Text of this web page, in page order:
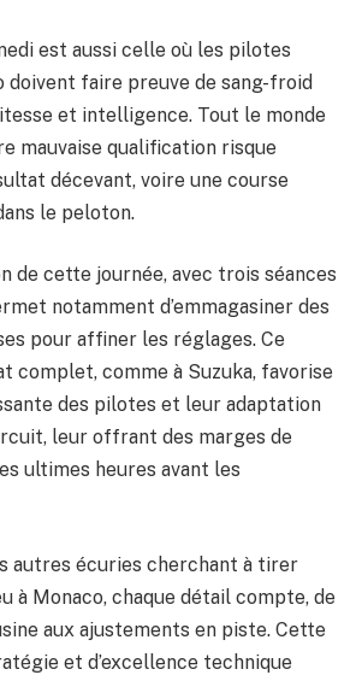
est aussi celle où les pilotes
doivent faire preuve de sang-froid
et intelligence. Tout le monde
mauvaise qualification risque
décevant, voire une course
le peloton.
de cette journée, avec trois séances
notamment d’emmagasiner des
pour affiner les réglages. Ce
complet, comme à Suzuka, favorise
des pilotes et leur adaptation
leur offrant des marges de
ultimes heures avant les
autres écuries cherchant à tirer
à Monaco, chaque détail compte, de
aux ajustements en piste. Cette
et d’excellence technique